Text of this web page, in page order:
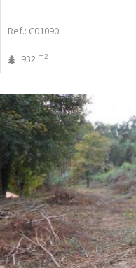
Ref.: C01090
932 m2